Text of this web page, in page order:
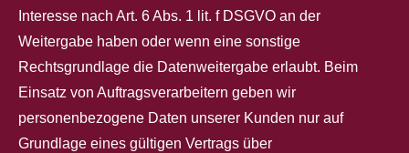
Interesse nach Art. 6 Abs. 1 lit. f DSGVO an der
Weitergabe haben oder wenn eine sonstige
Rechtsgrundlage die Datenweitergabe erlaubt. Beim
Einsatz von Auftragsverarbeitern geben wir
personenbezogene Daten unserer Kunden nur auf
Grundlage eines gültigen Vertrags über